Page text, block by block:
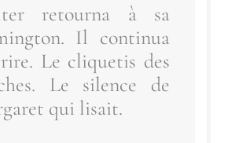
retour­na à sa
Il conti­nua
Le cli­que­tis des
Le silence de
qui lisait.